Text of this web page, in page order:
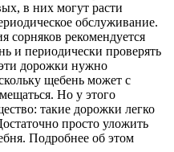
в них могут расти
обслуживание.
сорняков рекомендуется
и периодически проверять
дорожки нужно
щебень может с
Но у этого
такие дорожки легко
просто уложить
Подробнее об этом